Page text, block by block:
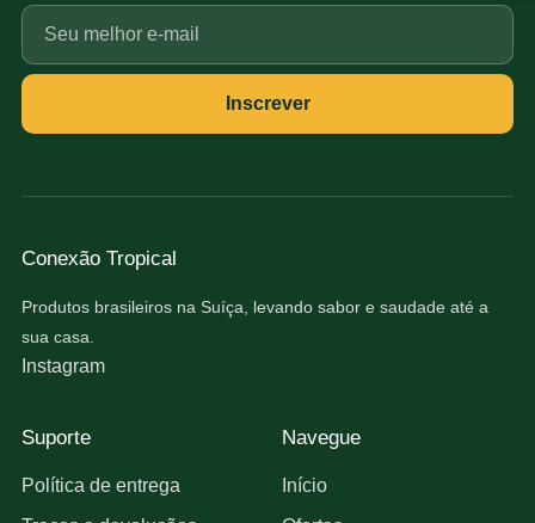
Seu
mail
Inscrever
Conexão Tropical
Produtos brasileiros na Suíça, levando sabor e saudade até a
sua casa.
Instagram
Suporte
Política de entrega
Navegue
Início